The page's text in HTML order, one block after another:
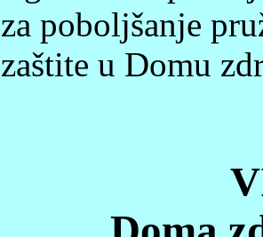
za poboljšanje
zaštite u Domu